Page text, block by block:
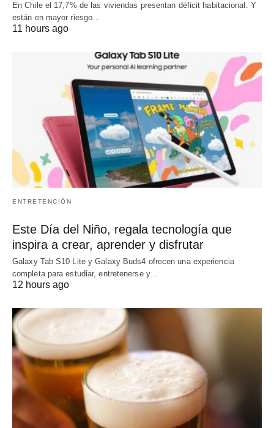
En Chile el 17,7% de las viviendas presentan déficit habitacional. Y
están en mayor riesgo…
11 hours ago
ENTRETENCIÓN
Este Día del Niño, regala tecnología que
inspira a crear, aprender y disfrutar
Galaxy Tab S10 Lite y Galaxy Buds4 ofrecen una experiencia
completa para estudiar, entretenerse y…
12 hours ago